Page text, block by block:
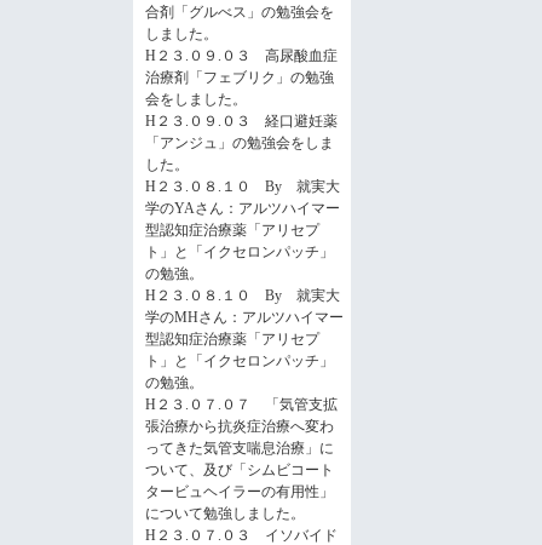
合剤「グルべス」の勉強会を
しました。
H２３.０９.０３ 高尿酸血症
治療剤「フェブリク」の勉強
会をしました。
H２３.０９.０３ 経口避妊薬
「アンジュ」の勉強会をしま
した。
H２３.０８.１０ By 就実大
学のYAさん：アルツハイマー
型認知症治療薬「アリセプ
ト」と「イクセロンパッチ」
の勉強。
H２３.０８.１０ By 就実大
学のMHさん：アルツハイマー
型認知症治療薬「アリセプ
ト」と「イクセロンパッチ」
の勉強。
H２３.０７.０７ 「気管支拡
張治療から抗炎症治療へ変わ
ってきた気管支喘息治療」に
ついて、及び「シムビコート
タービュヘイラーの有用性」
について勉強しました。
H２３.０７.０３ イソバイド